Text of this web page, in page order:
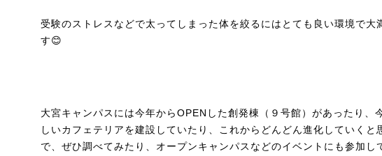
受験のストレスなどで太ってしまった体を絞るにはとても良い環境で大
す😊
大宮キャンパスには今年からOPENした創発棟（９号館）があったり、
しいカフェテリアを建設していたり、これからどんどん進化していくと
で、ぜひ調べてみたり、オープンキャンパスなどのイベントにも参加し